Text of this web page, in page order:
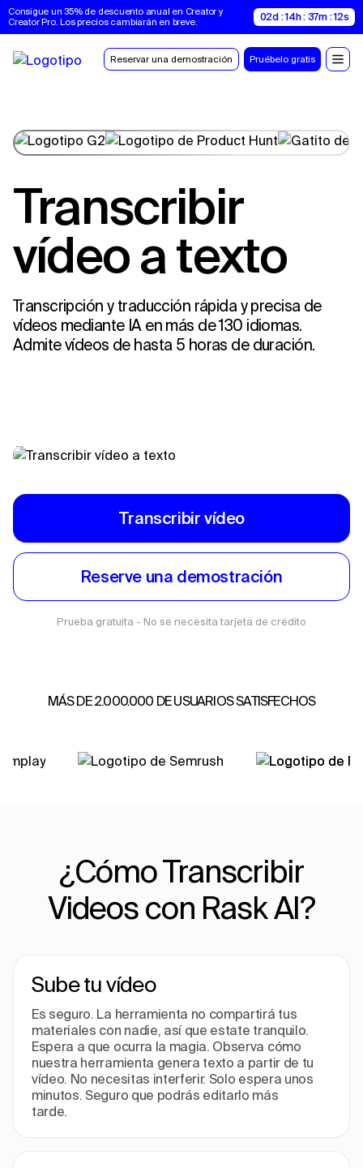
Consigue un 35% de descuento anual en Creator y
Creator Pro. Los precios cambiarán en breve.
02d : 14h : 37m : 11s
Reservar una demostración Pruébelo gratis
Transcribir
vídeo a texto
Transcripción y traducción rápida y precisa de
vídeos mediante IA en más de 130 idiomas.
Admite vídeos de hasta 5 horas de duración.
Transcribir vídeo
Reserve una demostración
Prueba gratuita - No se necesita tarjeta de crédito
MÁS DE 2.000.000 DE USUARIOS SATISFECHOS
¿Cómo Transcribir
Videos con Rask AI?
Sube tu vídeo
Es seguro. La herramienta no compartirá tus
materiales con nadie, así que estate tranquilo.
Espera a que ocurra la magia. Observa cómo
nuestra herramienta genera texto a partir de tu
vídeo. No necesitas interferir. Solo espera unos
minutos. Seguro que podrás editarlo más
tarde.